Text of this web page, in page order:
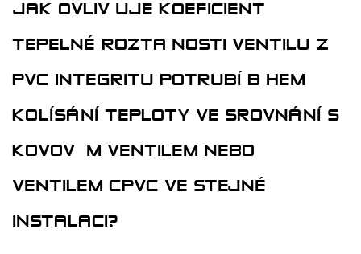
JAK OVLIVŇUJE KOEFICIENT
TEPELNÉ ROZTAŽNOSTI VENTILU Z
PVC INTEGRITU POTRUBÍ BĚHEM
KOLÍSÁNÍ TEPLOTY VE SROVNÁNÍ S
KOVOVÝM VENTILEM NEBO
VENTILEM CPVC VE STEJNÉ
INSTALACI?